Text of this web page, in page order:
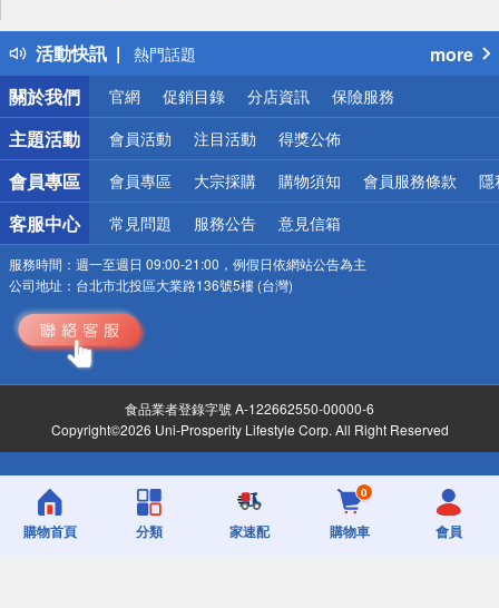
活動快訊
得獎公告
熱門話題
銀行優惠
偏遠地區配送
詐騙網頁！請小心！
more
關於我們
官網 促銷目錄 分店資訊 保險服務
主題活動 會員活動 注目活動 得獎公佈
會員專區 會員專區 大宗採購 購物須知 會員服務條款 隱
客服中心 常見問題 服務公告 意見信箱
服務時間： 週一至週日 09:00-21:00，例假日依網站公告為主
公司地址： 台北市北投區大業路136號5樓 (台灣)
食品業者登錄字號 A-122662550-00000-6
Copyright©2026 Uni-Prosperity Lifestyle Corp. All Right Reserved
購物首頁 分類 家速配
0
購物車 會員